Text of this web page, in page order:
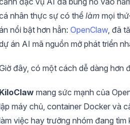
nhân thực sự có thểlàm mọi
nổi bật hơn hẳn: OpenClaw, đã
án AI mã nguồn mở phát triển
đây, có một cách dễ dàng hơn
KiloClaw mang sức mạnh của
máy chủ, container Docker và
việc hay trưởng nhóm đang